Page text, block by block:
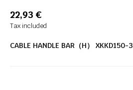
22,93 €
Tax included
CABLE HANDLE BAR（H） XKKD150-3